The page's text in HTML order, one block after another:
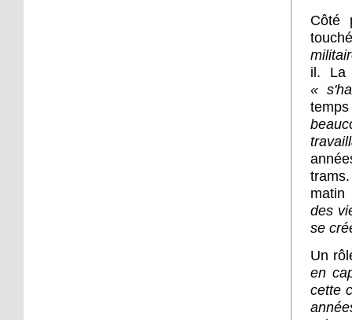
Côté
il. La
«
des
se
Un
en
cette